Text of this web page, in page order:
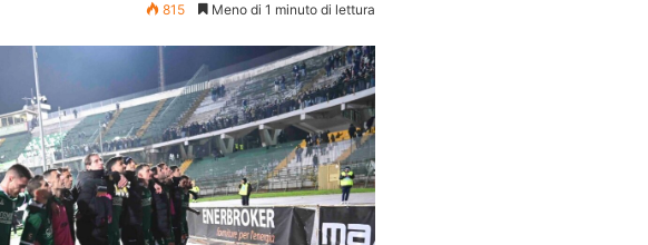
815
Meno di 1 minuto di lettura